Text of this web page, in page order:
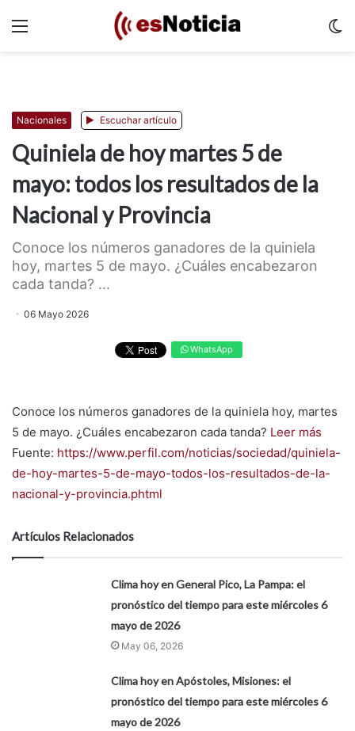
Nacionales Escuchar artículo
Quiniela de hoy martes 5 de
mayo: todos los resultados de la
Nacional y Provincia
Conoce los números ganadores de la quiniela
hoy, martes 5 de mayo. ¿Cuáles encabezaron
cada tanda? ...
06 Mayo 2026
WhatsApp
Conoce los números ganadores de la quiniela hoy, martes
5 de mayo. ¿Cuáles encabezaron cada tanda? Leer más
Fuente: https://www.perfil.com/noticias/sociedad/quiniela-
de-hoy-martes-5-de-mayo-todos-los-resultados-de-la-
nacional-y-provincia.phtml
Artículos Relacionados
Clima hoy en General Pico, La Pampa: el
pronóstico del tiempo para este miércoles 6
mayo de 2026
May 06, 2026
Clima hoy en Apóstoles, Misiones: el
pronóstico del tiempo para este miércoles 6
mayo de 2026